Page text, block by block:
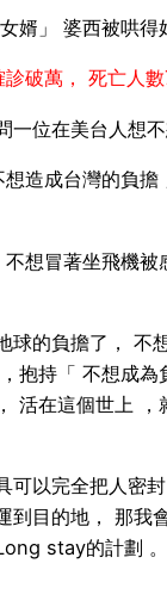
婿」 婆西被哄得
診破萬， 死亡人數
一位在美台人想
想造成台灣的負
想冒著坐飛機被
球的負擔了， 不
抱持「 不想成為
活在這個世上
可以完全把人密
到目的地， 那我
stay的計劃 。